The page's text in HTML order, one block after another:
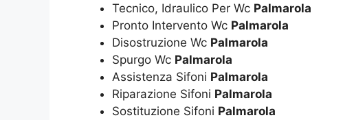
Tecnico, Idraulico Per Wc Palmarola
Pronto Intervento Wc Palmarola
Disostruzione Wc Palmarola
Spurgo Wc Palmarola
Assistenza Sifoni Palmarola
Riparazione Sifoni Palmarola
Sostituzione Sifoni Palmarola